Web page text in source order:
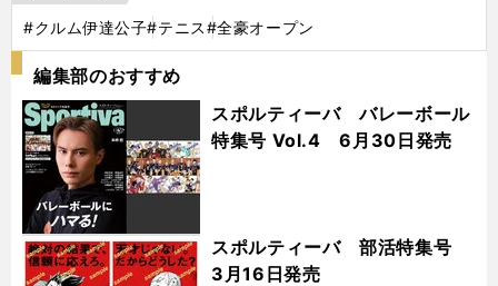
#クルム伊達公子#テニス#全豪オープン
編集部のおすすめ
スポルティーバ バレーボール
特集号 Vol.4 6月30日発売
スポルティーバ 部活特集号
3月16日発売